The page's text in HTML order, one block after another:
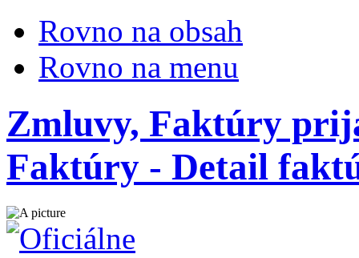
Rovno na obsah
Rovno na menu
Zmluvy, Faktúry
Faktúry - Detail